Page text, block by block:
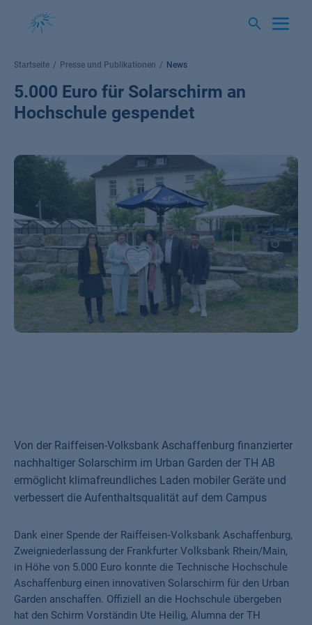
Startseite Presse und Publikationen News
5.000 Euro für Solarschirm an
Hochschule gespendet
Von der Raiffeisen-Volksbank Aschaffenburg finanzierter
nachhaltiger Solarschirm im Urban Garden der TH AB
ermöglicht klimafreundliches Laden mobiler Geräte und
verbessert die Aufenthaltsqualität auf dem Campus
Dank einer Spende der Raiffeisen‑Volksbank Aschaffenburg,
Zweigniederlassung der Frankfurter Volksbank Rhein/Main,
in Höhe von 5.000 Euro konnte die Technische Hochschule
Aschaffenburg einen innovativen Solarschirm für den Urban
Garden anschaffen. Offiziell an die Hochschule übergeben
hat den Schirm Vorständin Ute Heilig, Alumna der TH